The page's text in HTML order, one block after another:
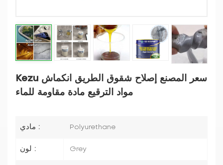
Kezu سعر المصنع إصلاح شقوق الطريق انكماش
مواد الترقيع مادة مقاومة للماء
مادي : Polyurethane
لون : Grey